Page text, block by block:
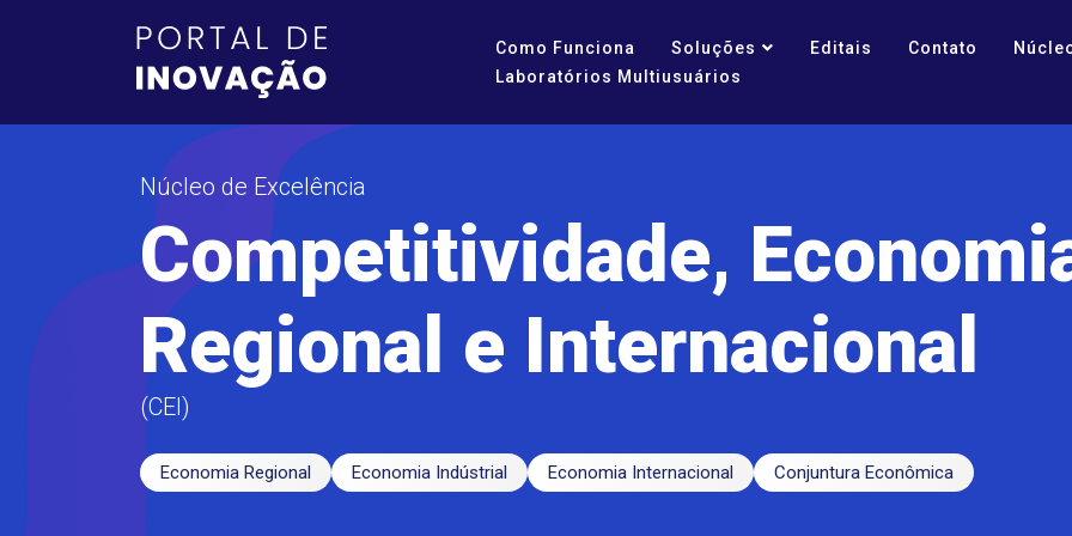
Como Funciona Soluções Editais Contato
Laboratórios Multiusuários
Núcleo de Excelência
Competitividade,
Regional e Internacional
(CEI)
Economia Regional Economia Indústrial Economia Internacional Conjuntura Econômica